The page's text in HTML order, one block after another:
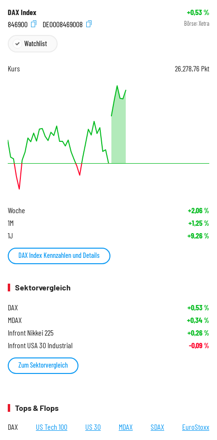
DAX Index +0,53%
846900
DE0008469008 Börse: Xetra
Watchlist
Kurs 26.278,76 Pkt
Woche +2,06%
1M +1,25%
1J +9,26%
DAX Index Kennzahlen und Details
Sektorvergleich
DAX +0,53%
MDAX +0,34%
Infront Nikkei 225 +0,26%
Infront USA 30 Industrial -0,09%
Zum Sektorvergleich
Tops & Flops
DAX US Tech 100 US 30 MDAX SDAX EuroStoxx